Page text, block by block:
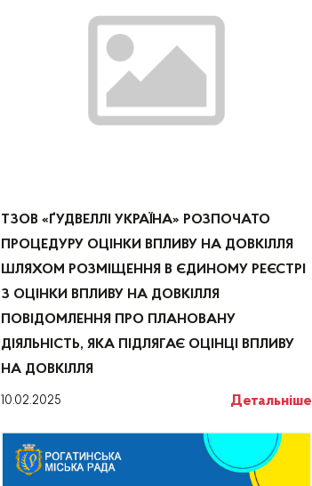
ТЗОВ «ҐУДВЕЛЛІ УКРАЇНА» РОЗПОЧАТО
ПРОЦЕДУРУ ОЦІНКИ ВПЛИВУ НА ДОВКІЛЛЯ
ШЛЯХОМ РОЗМІЩЕННЯ В ЄДИНОМУ РЕЄСТРІ
З ОЦІНКИ ВПЛИВУ НА ДОВКІЛЛЯ
ПОВІДОМЛЕННЯ ПРО ПЛАНОВАНУ
ДІЯЛЬНІСТЬ, ЯКА ПІДЛЯГАЄ ОЦІНЦІ ВПЛИВУ
НА ДОВКІЛЛЯ
10.02.2025 Детальніше